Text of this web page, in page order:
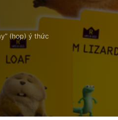
(hop) ý thức